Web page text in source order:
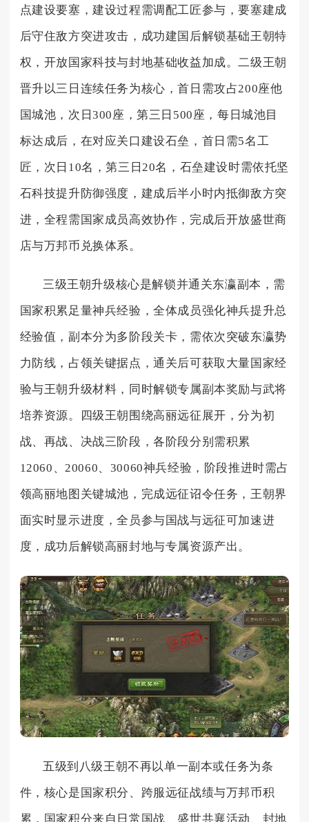
点建设要塞，建设过程需调配工匠参与，要塞建成
后守住敌方突进攻击，成功建国后解锁基础王朝特
权，开放国家科技与封地基础收益加成。二级王朝
晋升以三日连续任务为核心，首日需攻占200座他
国城池，次日300座，第三日500座，每日城池目
标达成后，在对应关口建设石垒，首日需5名工
匠，次日10名，第三日20名，石垒建设时需依托坚
石科技提升防御强度，建成后半小时内抵御敌方突
进，全程需国家成员高效协作，完成后开放盛世商
店与万邦币兑换体系。
三级王朝升级核心是解锁并通关东瀛副本，需
国家积累足量神兵经验，全体成员强化神兵提升总
经验值，副本分为多阶段关卡，需依次突破东瀛势
力防线，占领关键据点，通关后可获取大量国家经
验与王朝升级材料，同时解锁专属副本奖励与武将
培养资源。四级王朝围绕高丽远征展开，分为初
战、再战、决战三阶段，各阶段分别需积累
12060、20060、30060神兵经验，阶段推进时需占
领高丽地图关键城池，完成远征诏令任务，王朝界
面实时显示进度，全员参与国战与远征可加速进
度，成功后解锁高丽封地与专属资源产出。
五级到八级王朝不再以单一副本或任务为条
件，核心是国家积分、跨服远征战绩与万邦币积
累，国家积分来自日常国战、盛世共襄活动、封地